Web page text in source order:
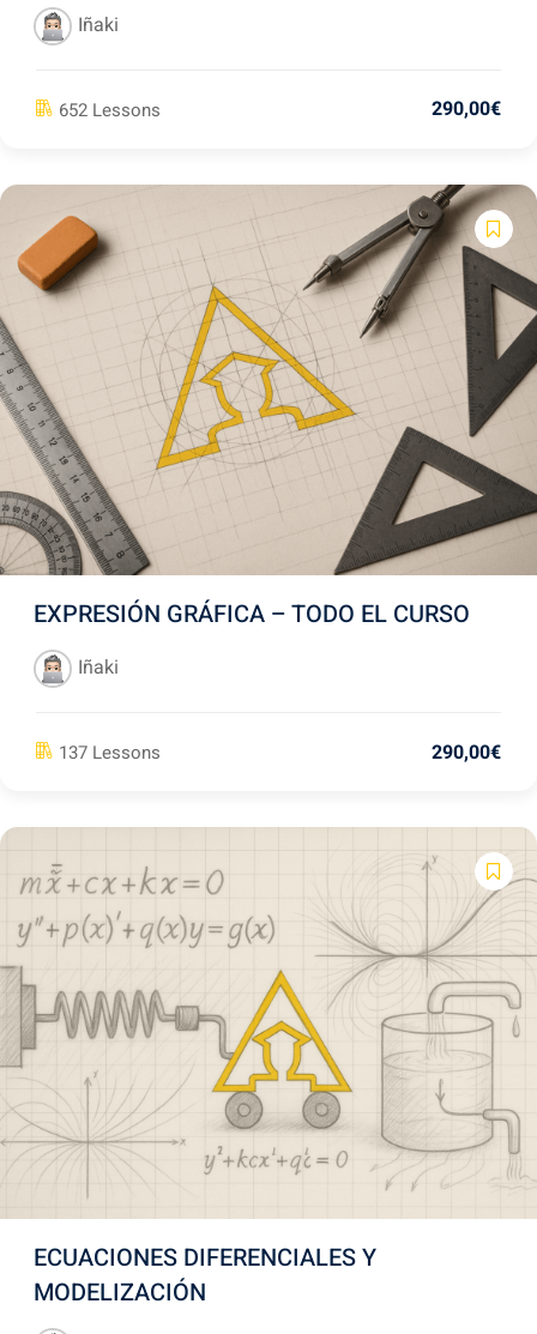
Iñaki
652 Lessons 290,00€
EXPRESIÓN GRÁFICA – TODO EL CURSO
Iñaki
137 Lessons 290,00€
ECUACIONES DIFERENCIALES Y
MODELIZACIÓN